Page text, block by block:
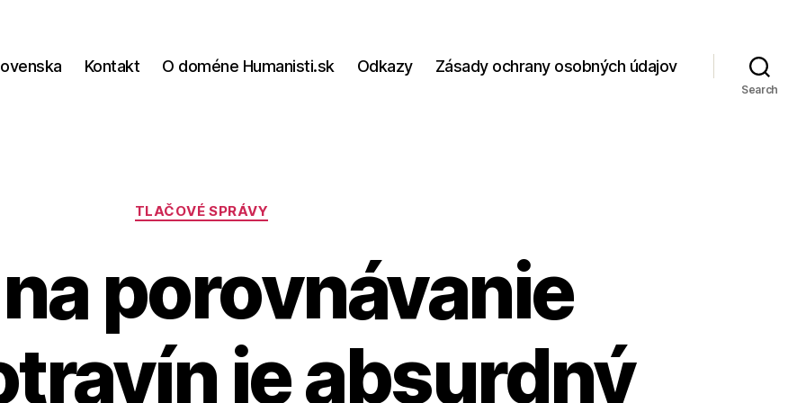
Kontakt O doméne Humanisti.sk Odkazy Zásady ochrany osobných údajov
Search
Kategórie
TLAČOVÉ SPRÁVY
porovnávanie
je absurdný